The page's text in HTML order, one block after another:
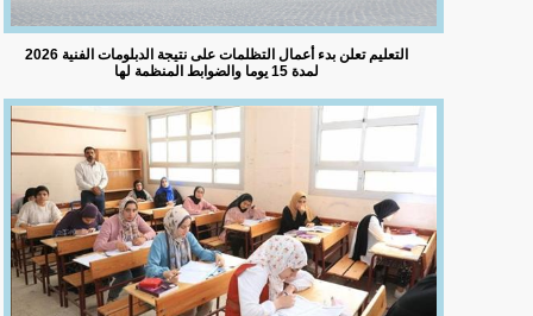
التعليم تعلن بدء أعمال التظلمات على نتيجة الدبلومات الفنية 2026
لمدة 15 يوما والضوابط المنظمة لها